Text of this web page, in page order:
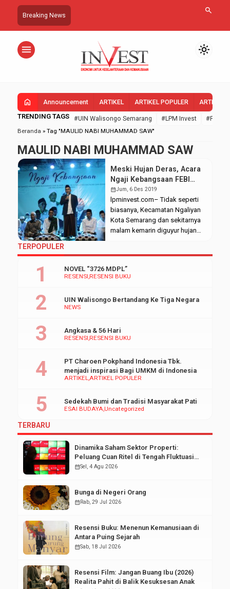
Breaking News search
menu light_mode
home Announcement ARTIKEL ARTIKEL POPULER ARTIKEL
TRENDING TAGS #UIN Walisongo Semarang #LPM Invest
#FEBI
Beranda » Tag "MAULID NABI MUHAMMAD SAW"
MAULID NABI MUHAMMAD SAW
Meski Hujan Deras, Acara
Ngaji Kebangsaan FEBI
Disambut Antusias
calendar_monthJum, 6 Des 2019
lpminvest.com– Tidak seperti
biasanya, Kecamatan Ngaliyan
Kota Semarang dan sekitarnya
malam kemarin diguyur hujan
(Dema) Fakultas Ekonomi dan
acara Ngaji Kebangsaan dalam
ulang tahun FEBI yang ke-6 di […]
TERPOPULER
RESENSI RESENSI BUKU
NOVEL “3726 MDPL”
NEWS
UIN Walisongo Bertandang Ke Tiga Negara
RESENSI RESENSI BUKU
Angkasa & 56 Hari
ARTIKELARTIKEL POPULER
PT Charoen Pokphand Indonesia Tbk.
menjadi inspirasi Bagi UMKM di Indonesia
ESAI BUDAYAUncategorized
Sedekah Bumi dan Tradisi Masyarakat Pati
TERBARU
Dinamika Saham Sektor Properti:
Peluang Cuan Ritel di Tengah Fluktuasi
Pasar Modal
calendar_monthSel, 4 Agu 2026
Bunga di Negeri Orang
calendar_monthRab, 29 Jul 2026
Resensi Buku: Menenun Kemanusiaan di
Antara Puing Sejarah
calendar_monthSab, 18 Jul 2026
Resensi Film: Jangan Buang Ibu (2026)
Realita Pahit di Balik Kesuksesan Anak